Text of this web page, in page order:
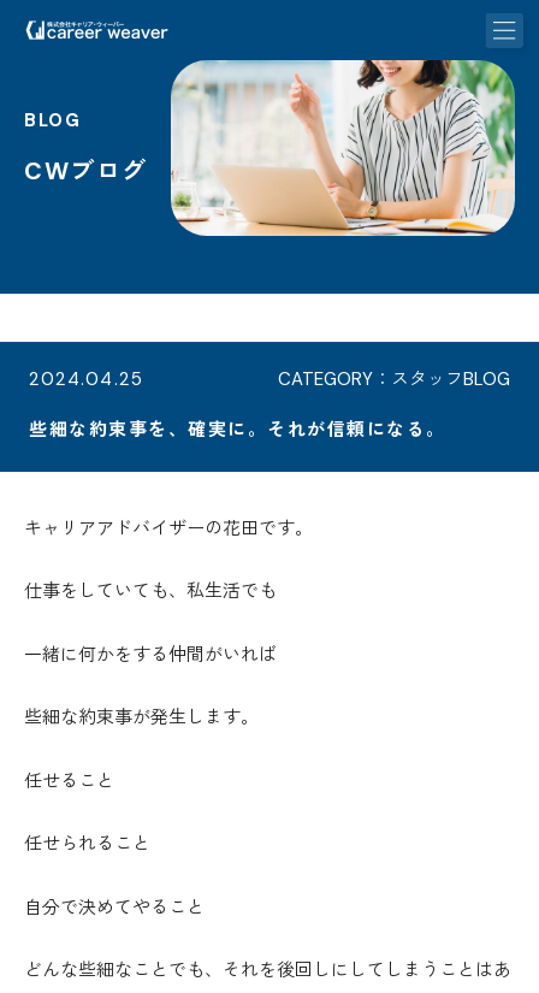
BLOG
CWブログ
2024.04.25 CATEGORY：スタッフBLOG
些細な約束事を、確実に。それが信頼になる。
キャリアアドバイザーの花田です。
仕事をしていても、私生活でも
一緒に何かをする仲間がいれば
些細な約束事が発生します。
任せること
任せられること
自分で決めてやること
どんな些細なことでも、それを後回しにしてしまうことはあ